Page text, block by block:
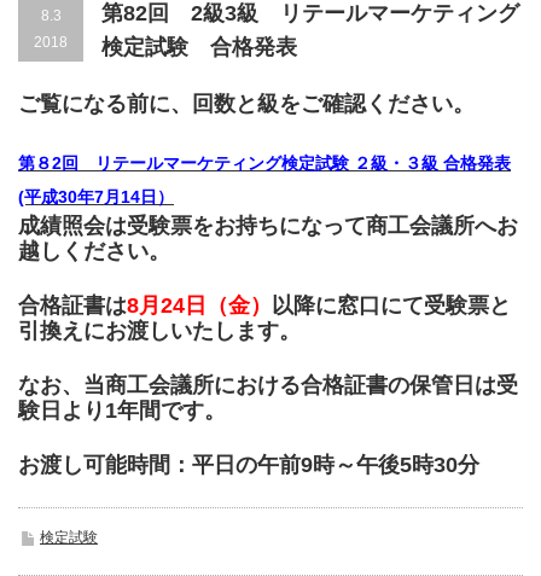
8.3
2018
第82回 2級3級 リテールマーケティング
検定試験 合格発表
ご覧になる前に、回数と級をご確認ください。
第８2回 リテールマーケティング検定試験 ２級・３級 合格発表
(平成30年7月14日）
成績照会は受験票をお持ちになって商工会議所へお
越しください。
合格証書は8月24日（金） 以降に窓口にて受験票と
引換えにお渡しいたします。
なお、当商工会議所における合格証書の保管日は受
験日より1年間です。
お渡し可能時間：平日の午前9時～午後5時30分
検定試験